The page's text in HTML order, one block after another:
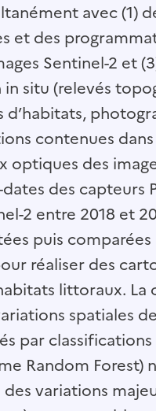
avec (1)
et des
Sentinel-2 et
situ (relevés
d’habitats,
contenues
optiques des
des capteurs
2 entre 2018 et
puis comparées
réaliser des
littoraux. La
spatiales
par classifications
Random Forest)
variations